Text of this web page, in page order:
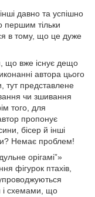
давно та успішно
першим тільки
в тому, що це дуже
що вже існує дещо
автора цього
тут представлене
чи зшивання
того, для
пропонує
бісер й інші
Немає проблем!
орігамі”»
фігурок птахів,
і схемами, що